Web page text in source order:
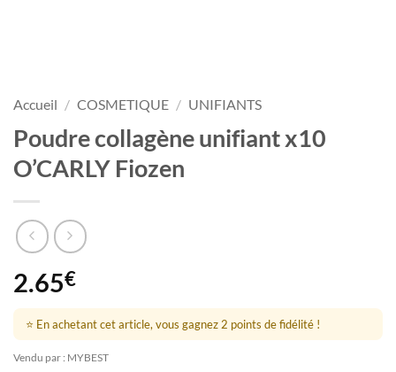
Accueil / COSMETIQUE / UNIFIANTS
Poudre collagène unifiant x10
O’CARLY Fiozen
2.65€
⭐ En achetant cet article, vous gagnez 2 points de fidélité !
Vendu par : MYBEST